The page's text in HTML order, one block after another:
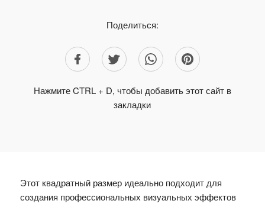
Поделиться:
Нажмите CTRL + D, чтобы добавить этот сайт в
закладки
Этот квадратный размер идеально подходит для
создания профессиональных визуальных эффектов